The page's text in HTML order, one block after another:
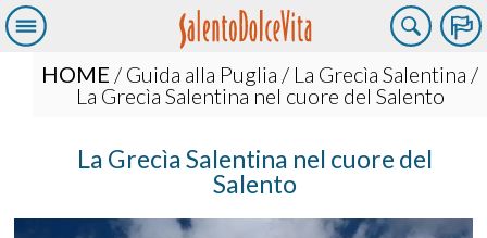
HOME / Guida alla Puglia / La Grecìa Salentina /
La Grecìa Salentina nel cuore del Salento
La Grecìa Salentina nel cuore del
Salento